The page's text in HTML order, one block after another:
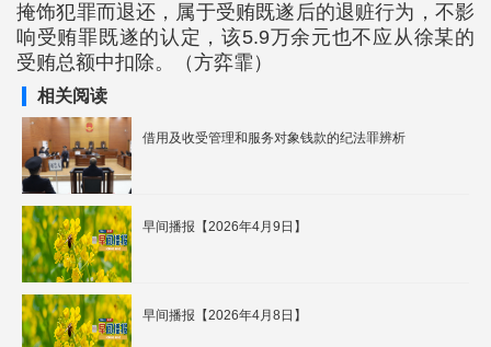
掩饰犯罪而退还，属于受贿既遂后的退赃行为，不影
响受贿罪既遂的认定，该5.9万余元也不应从徐某的
受贿总额中扣除。（方弈霏）
相关阅读
借用及收受管理和服务对象钱款的纪法罪辨析
早间播报【2026年4月9日】
早间播报【2026年4月8日】